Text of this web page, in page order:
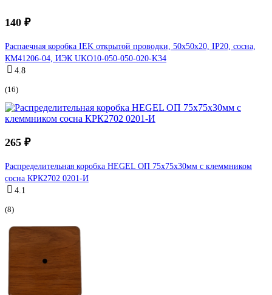
140 ₽
Распаечная коробка IEK открытой проводки, 50x50x20, IP20, сосна,
КМ41206-04, ИЭК UKO10-050-050-020-K34
4.8
(16)
265 ₽
Распределительная коробка HEGEL ОП 75х75х30мм с клеммником
сосна КРК2702 0201-И
4.1
(8)